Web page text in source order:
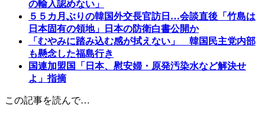
の輸入認めない」
５５カ月ぶりの韓国外交長官訪日…会談直後「竹島は
日本固有の領地」日本の防衛白書公開か
「むやみに踏み込む感が拭えない」 韓国民主党内部
も懸念した福島行き
国連加盟国「日本、慰安婦・原発汚染水など解決せ
よ」指摘
この記事を読んで…